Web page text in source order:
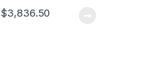
$3,836.50